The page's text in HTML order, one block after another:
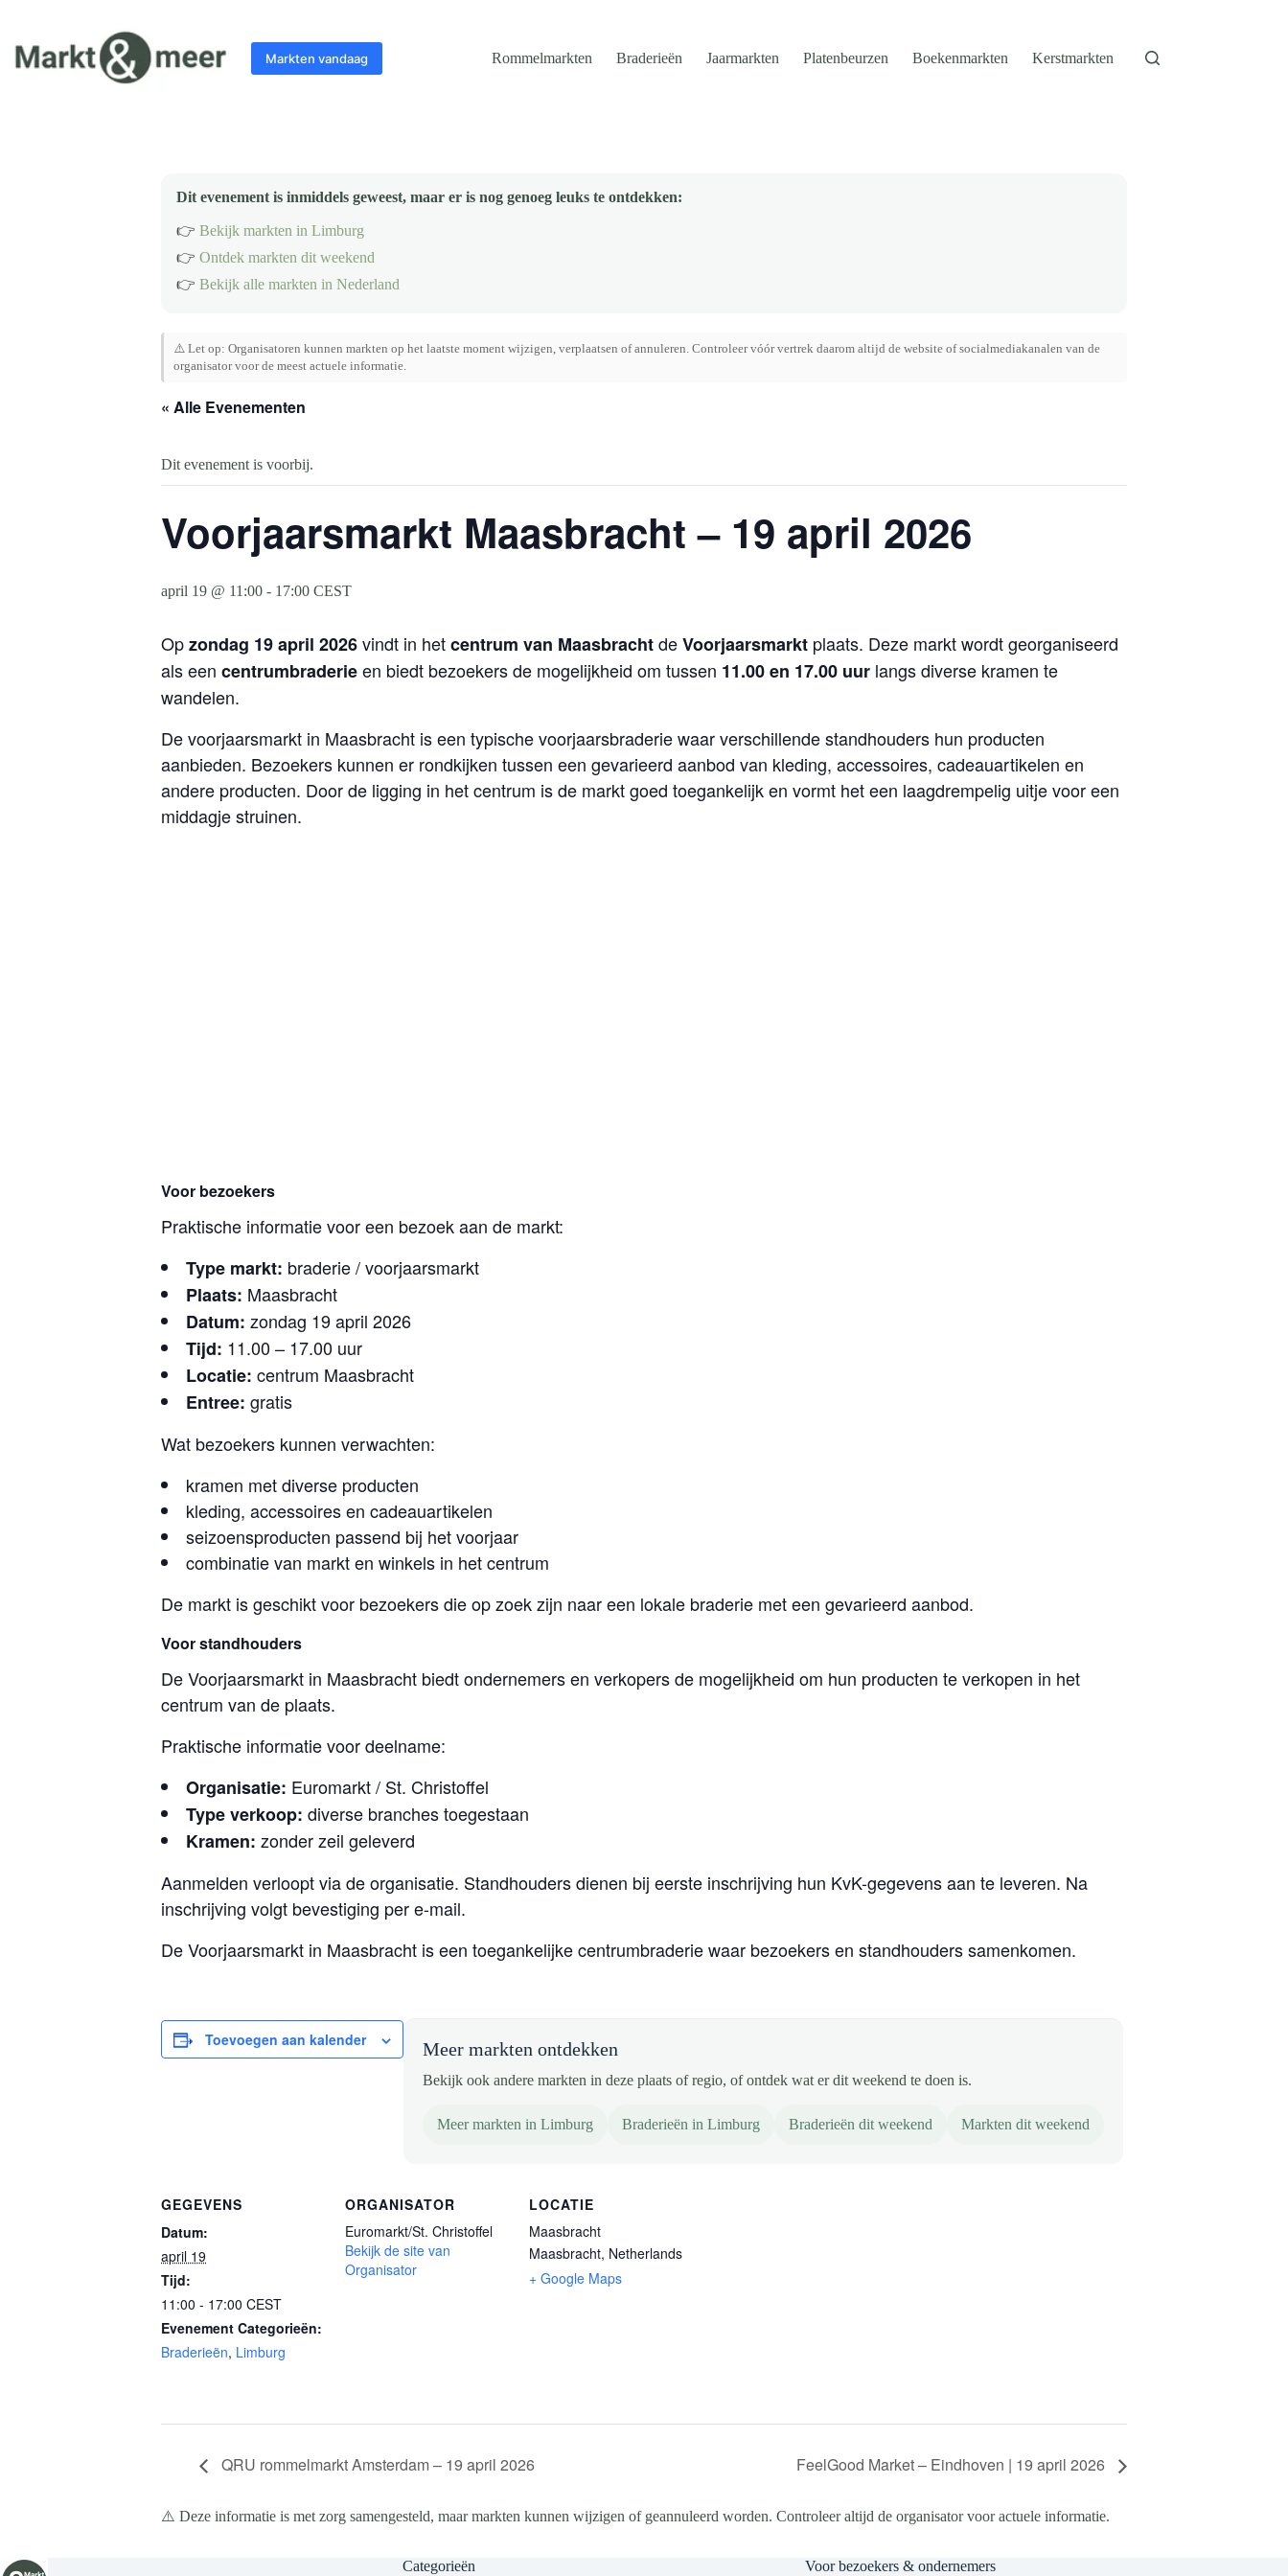
inhoud
Markten vandaag Rommelmarkten Braderieën Jaarmarkten Platenbeurzen Boekenmarkten Kerstmarkten
Dit evenement is inmiddels geweest, maar er is nog genoeg leuks te ontdekken:
👉 Bekijk markten in Limburg
👉 Ontdek markten dit weekend
👉 Bekijk alle markten in Nederland
⚠️ Let op: Organisatoren kunnen markten op het laatste moment wijzigen, verplaatsen of annuleren. Controleer vóór vertrek daarom altijd de website of socialmediakanalen van de
organisator voor de meest actuele informatie.
« Alle Evenementen
Dit evenement is voorbij.
Voorjaarsmarkt Maasbracht – 19 april 2026
april 19 @ 11:00 - 17:00 CEST
Opzondag 19 april 2026vindt in hetcentrum van MaasbrachtdeVoorjaarsmarkt plaats. Deze markt wordt georganiseerd
als een centrumbraderieen biedt bezoekers de mogelijkheid om tussen 11.00 en 17.00 uur langs diverse kramen te
wandelen.
De voorjaarsmarkt in Maasbracht is een typische voorjaarsbraderie waar verschillende standhouders hun producten
aanbieden. Bezoekers kunnen er rondkijken tussen een gevarieerd aanbod van kleding, accessoires, cadeauartikelen en
andere producten. Door de ligging in het centrum is de markt goed toegankelijk en vormt het een laagdrempelig uitje voor een
middagje struinen.
Voor bezoekers
Praktische informatie voor een bezoek aan de markt:
Type markt: braderie / voorjaarsmarkt
Plaats: Maasbracht
Datum: zondag 19 april 2026
Tijd: 11.00 – 17.00 uur
Locatie: centrum Maasbracht
Entree: gratis
Wat bezoekers kunnen verwachten:
kramen met diverse producten
kleding, accessoires en cadeauartikelen
seizoensproducten passend bij het voorjaar
combinatie van markt en winkels in het centrum
De markt is geschikt voor bezoekers die op zoek zijn naar een lokale braderie met een gevarieerd aanbod.
Voor standhouders
De Voorjaarsmarkt in Maasbracht biedt ondernemers en verkopers de mogelijkheid om hun producten te verkopen in het
centrum van de plaats.
Praktische informatie voor deelname:
Organisatie: Euromarkt / St. Christoffel
Type verkoop: diverse branches toegestaan
Kramen: zonder zeil geleverd
Aanmelden verloopt via de organisatie. Standhouders dienen bij eerste inschrijving hun KvK-gegevens aan te leveren. Na
inschrijving volgt bevestiging per e-mail.
De Voorjaarsmarkt in Maasbracht is een toegankelijke centrumbraderie waar bezoekers en standhouders samenkomen.
Toevoegen aan kalender Meer markten ontdekken
Bekijk ook andere markten in deze plaats of regio, of ontdek wat er dit weekend te doen is.
Meer markten in Limburg Braderieën in Limburg Braderieën dit weekend Markten dit weekend
GEGEVENS
Datum:
april 19
Tijd:
11:00 - 17:00 CEST
Evenement Categorieën:
Braderieën, Limburg
ORGANISATOR
Euromarkt/St. Christoffel
Bekijk de site van
Organisator
LOCATIE
Maasbracht
Maasbracht, Netherlands
+ Google Maps
QRU rommelmarkt Amsterdam – 19 april 2026 FeelGood Market – Eindhoven | 19 april 2026
⚠️ Deze informatie is met zorg samengesteld, maar markten kunnen wijzigen of geannuleerd worden. Controleer altijd de organisator voor actuele informatie.
Categorieën Voor bezoekers & ondernemers